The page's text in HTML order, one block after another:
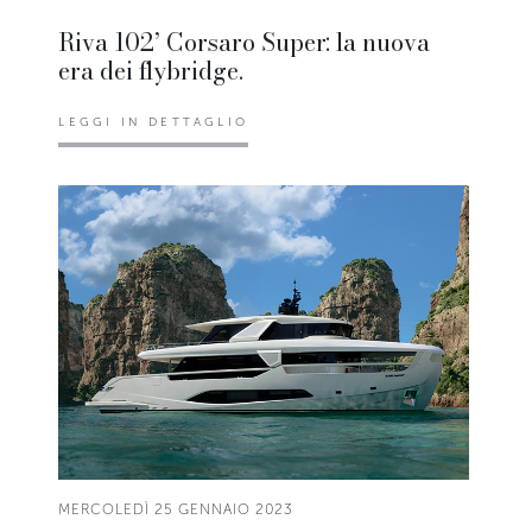
Riva 102’ Corsaro Super: la nuova
era dei flybridge.
LEGGI IN DETTAGLIO
MERCOLEDÌ 25 GENNAIO 2023